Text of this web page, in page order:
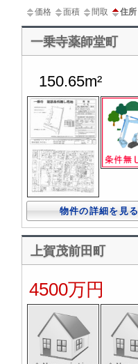
価格 面積 間取 住所
一乗寺薬師堂町
150.65m²
物件の詳細を見
上賀茂前田町
4500万円